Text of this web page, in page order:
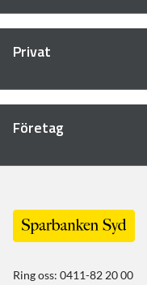
Privat
Företag
Ring oss: 0411-82 20 00